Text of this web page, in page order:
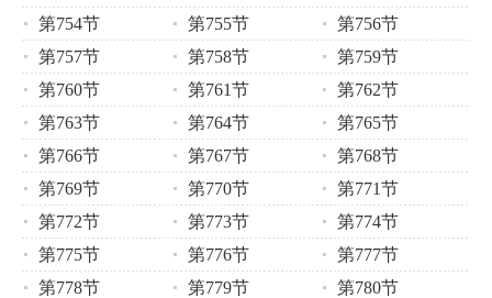
第754节 第755节
第756节
第757节
第758节
第759节
第760节
第761节
第762节
第763节
第764节
第765节
第766节
第767节
第768节
第769节
第770节
第771节
第772节
第773节
第774节
第775节
第776节
第777节
第778节
第779节
第780节